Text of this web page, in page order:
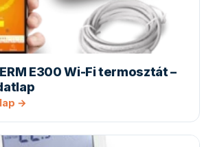
E300 Wi-Fi termosztát –
→